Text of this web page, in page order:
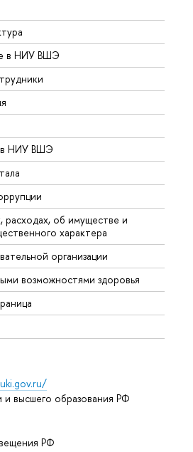
в НИУ ВШЭ
в НИУ ВШЭ
об имуществе и
характера
организации
возможностями здоровья
высшего образования РФ
РФ